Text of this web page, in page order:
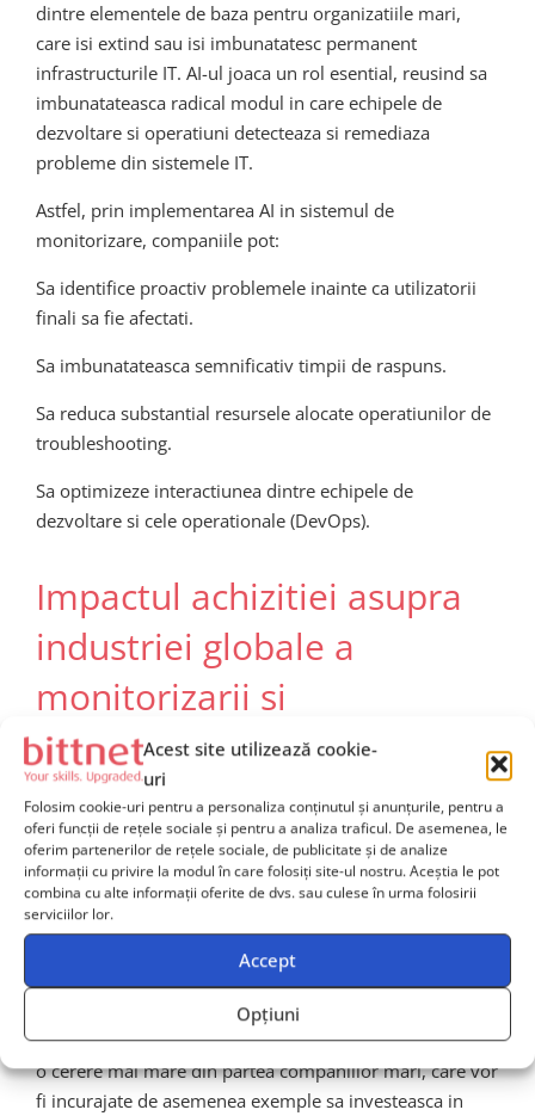
Acest site utilizează cookie-
uri
Folosim cookie-uri pentru a personaliza conținutul și anunțurile, pentru a
oferi funcții de rețele sociale și pentru a analiza traficul. De asemenea, le
oferim partenerilor de rețele sociale, de publicitate și de analize
informații cu privire la modul în care folosiți site-ul nostru. Aceștia le pot
combina cu alte informații oferite de dvs. sau culese în urma folosirii
serviciilor lor.
Accept
Opțiuni
dintre elementele de baza pentru organizatiile mari,
care isi extind sau isi imbunatatesc permanent
infrastructurile IT. AI-ul joaca un rol esential, reusind sa
imbunatateasca radical modul in care echipele de
dezvoltare si operatiuni detecteaza si remediaza
probleme din sistemele IT.
Astfel, prin implementarea AI in sistemul de
monitorizare, companiile pot:
Sa identifice proactiv problemele inainte ca utilizatorii
finali sa fie afectati.
Sa imbunatateasca semnificativ timpii de raspuns.
Sa reduca substantial resursele alocate operatiunilor de
troubleshooting.
Sa optimizeze interactiunea dintre echipele de
dezvoltare si cele operationale (DevOps).
Impactul achizitiei asupra
industriei globale a
monitorizarii si
observabilitate
Mutarea Datadog de achizitie a Metaplane marcheaza
clar o directie emergenta, evidentiind importanta
crescanda a AI-ului in monitorizarea infrastructurilor IT.
Concurentii vor avea nevoie sa raspunda rapid la
aceasta miscare strategica pentru a putea face fata
competitiei tot mai acerbe din domeniul tehnologiei
avansate.
In paralel, start-up-uri similare vor beneficia indirect de
o cerere mai mare din partea companiilor mari, care vor
fi incurajate de asemenea exemple sa investeasca in